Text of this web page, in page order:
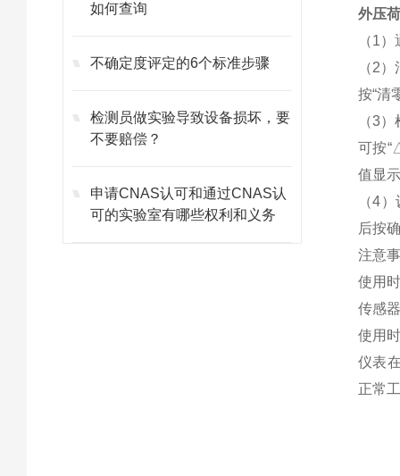
如何查询
不确定度评定的6个标准步骤
检测员做实验导致设备损坏，要
不要赔偿？
申请CNAS认可和通过CNAS认
可的实验室有哪些权利和义务
外压
（1
（2
按“清
（3
可按“
值显
（4
后按
注意
使用
传感
使用
仪表
正常